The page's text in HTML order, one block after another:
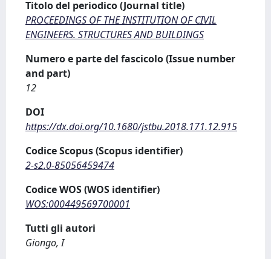
Titolo del periodico (Journal title)
PROCEEDINGS OF THE INSTITUTION OF CIVIL
ENGINEERS. STRUCTURES AND BUILDINGS
Numero e parte del fascicolo (Issue number
and part)
12
DOI
https://dx.doi.org/10.1680/jstbu.2018.171.12.915
Codice Scopus (Scopus identifier)
2-s2.0-85056459474
Codice WOS (WOS identifier)
WOS:000449569700001
Tutti gli autori
Giongo, I